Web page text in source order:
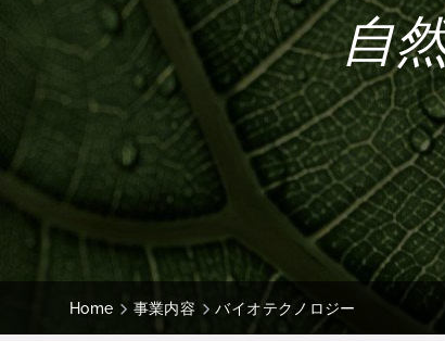
自
Home 事業内容 バイオテクノロジー